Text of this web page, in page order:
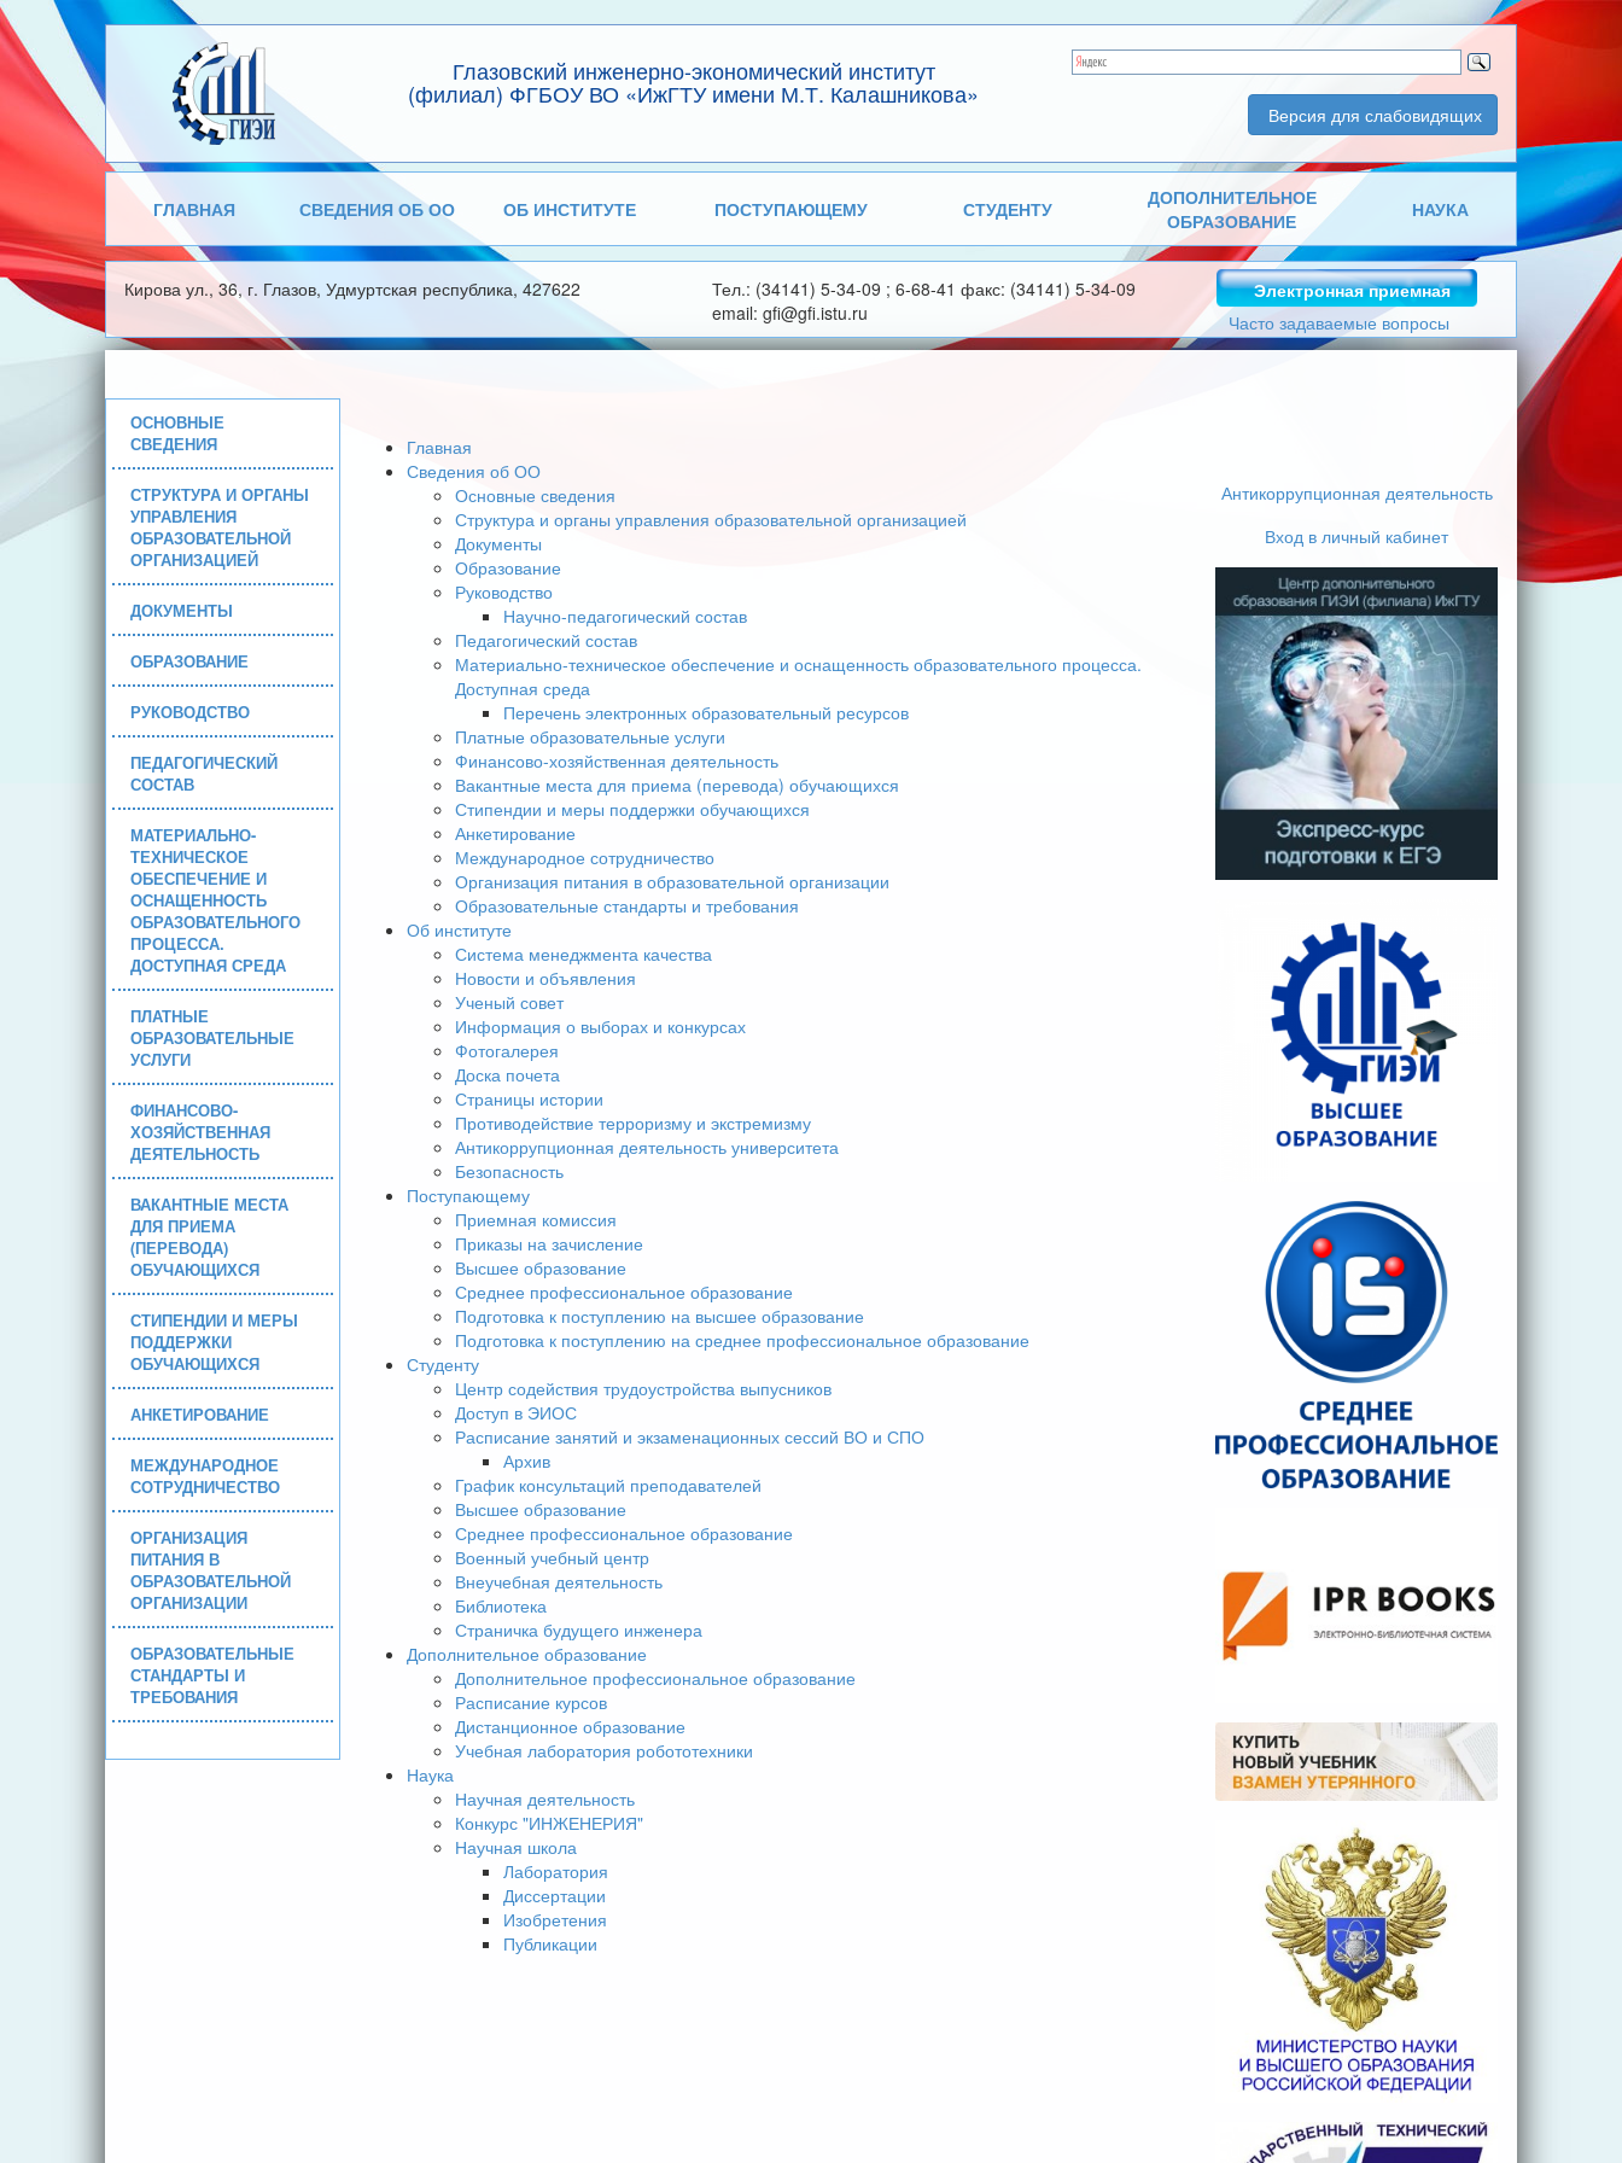
Глазовский инженерно-экономический институт
(филиал) ФГБОУ ВО «ИжГТУ имени М.Т. Калашникова»
Версия для слабовидящих
ГЛАВНАЯ СВЕДЕНИЯ ОБ ОО ОБ ИНСТИТУТЕ ПОСТУПАЮЩЕМУ СТУДЕНТУ
ДОПОЛНИТЕЛЬНОЕ
ОБРАЗОВАНИЕ
НАУКА
Кирова ул., 36, г. Глазов, Удмуртская республика, 427622
Тел.: (34141) 5-34-09 ; 6-68-41 факс: (34141) 5-34-09
email: gfi@gfi.istu.ru
Электронная приемная
Часто задаваемые вопросы
ОСНОВНЫЕ
СВЕДЕНИЯ
СТРУКТУРА И ОРГАНЫ
УПРАВЛЕНИЯ
ОБРАЗОВАТЕЛЬНОЙ
ОРГАНИЗАЦИЕЙ
ДОКУМЕНТЫ
ОБРАЗОВАНИЕ
РУКОВОДСТВО
ПЕДАГОГИЧЕСКИЙ
СОСТАВ
МАТЕРИАЛЬНО-
ТЕХНИЧЕСКОЕ
ОБЕСПЕЧЕНИЕ И
ОСНАЩЕННОСТЬ
ОБРАЗОВАТЕЛЬНОГО
ПРОЦЕССА.
ДОСТУПНАЯ СРЕДА
ПЛАТНЫЕ
ОБРАЗОВАТЕЛЬНЫЕ
УСЛУГИ
ФИНАНСОВО-
ХОЗЯЙСТВЕННАЯ
ДЕЯТЕЛЬНОСТЬ
ВАКАНТНЫЕ МЕСТА
ДЛЯ ПРИЕМА
(ПЕРЕВОДА)
ОБУЧАЮЩИХСЯ
СТИПЕНДИИ И МЕРЫ
ПОДДЕРЖКИ
ОБУЧАЮЩИХСЯ
АНКЕТИРОВАНИЕ
МЕЖДУНАРОДНОЕ
СОТРУДНИЧЕСТВО
ОРГАНИЗАЦИЯ
ПИТАНИЯ В
ОБРАЗОВАТЕЛЬНОЙ
ОРГАНИЗАЦИИ
ОБРАЗОВАТЕЛЬНЫЕ
СТАНДАРТЫ И
ТРЕБОВАНИЯ
Главная
Сведения об ОО
Основные сведения
Структура и органы управления образовательной организацией
Документы
Образование
Руководство
Научно-педагогический состав
Педагогический состав
Материально-техническое обеспечение и оснащенность образовательного процесса.
Доступная среда
Перечень электронных образовательный ресурсов
Платные образовательные услуги
Финансово-хозяйственная деятельность
Вакантные места для приема (перевода) обучающихся
Стипендии и меры поддержки обучающихся
Анкетирование
Международное сотрудничество
Организация питания в образовательной организации
Образовательные стандарты и требования
Об институте
Система менеджмента качества
Новости и объявления
Ученый совет
Информация о выборах и конкурсах
Фотогалерея
Доска почета
Страницы истории
Противодействие терроризму и экстремизму
Антикоррупционная деятельность университета
Безопасность
Поступающему
Приемная комиссия
Приказы на зачисление
Высшее образование
Среднее профессиональное образование
Подготовка к поступлению на высшее образование
Подготовка к поступлению на среднее профессиональное образование
Студенту
Центр содействия трудоустройства выпусников
Доступ в ЭИОС
Расписание занятий и экзаменационных сессий ВО и СПО
Архив
График консультаций преподавателей
Высшее образование
Среднее профессиональное образование
Военный учебный центр
Внеучебная деятельность
Библиотека
Страничка будущего инженера
Дополнительное образование
Дополнительное профессиональное образование
Расписание курсов
Дистанционное образование
Учебная лаборатория робототехники
Наука
Научная деятельность
Конкурс "ИНЖЕНЕРИЯ"
Научная школа
Лаборатория
Диссертации
Изобретения
Публикации
Антикоррупционная деятельность
Вход в личный кабинет